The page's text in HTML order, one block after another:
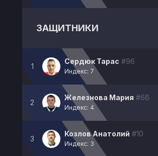
ЗАЩИТНИКИ
1
Сердюк Тарас #96
Индекс: 7
2
Железнова Мария #66
Индекс: 4
3
Козлов Анатолий #10
Индекс: 3